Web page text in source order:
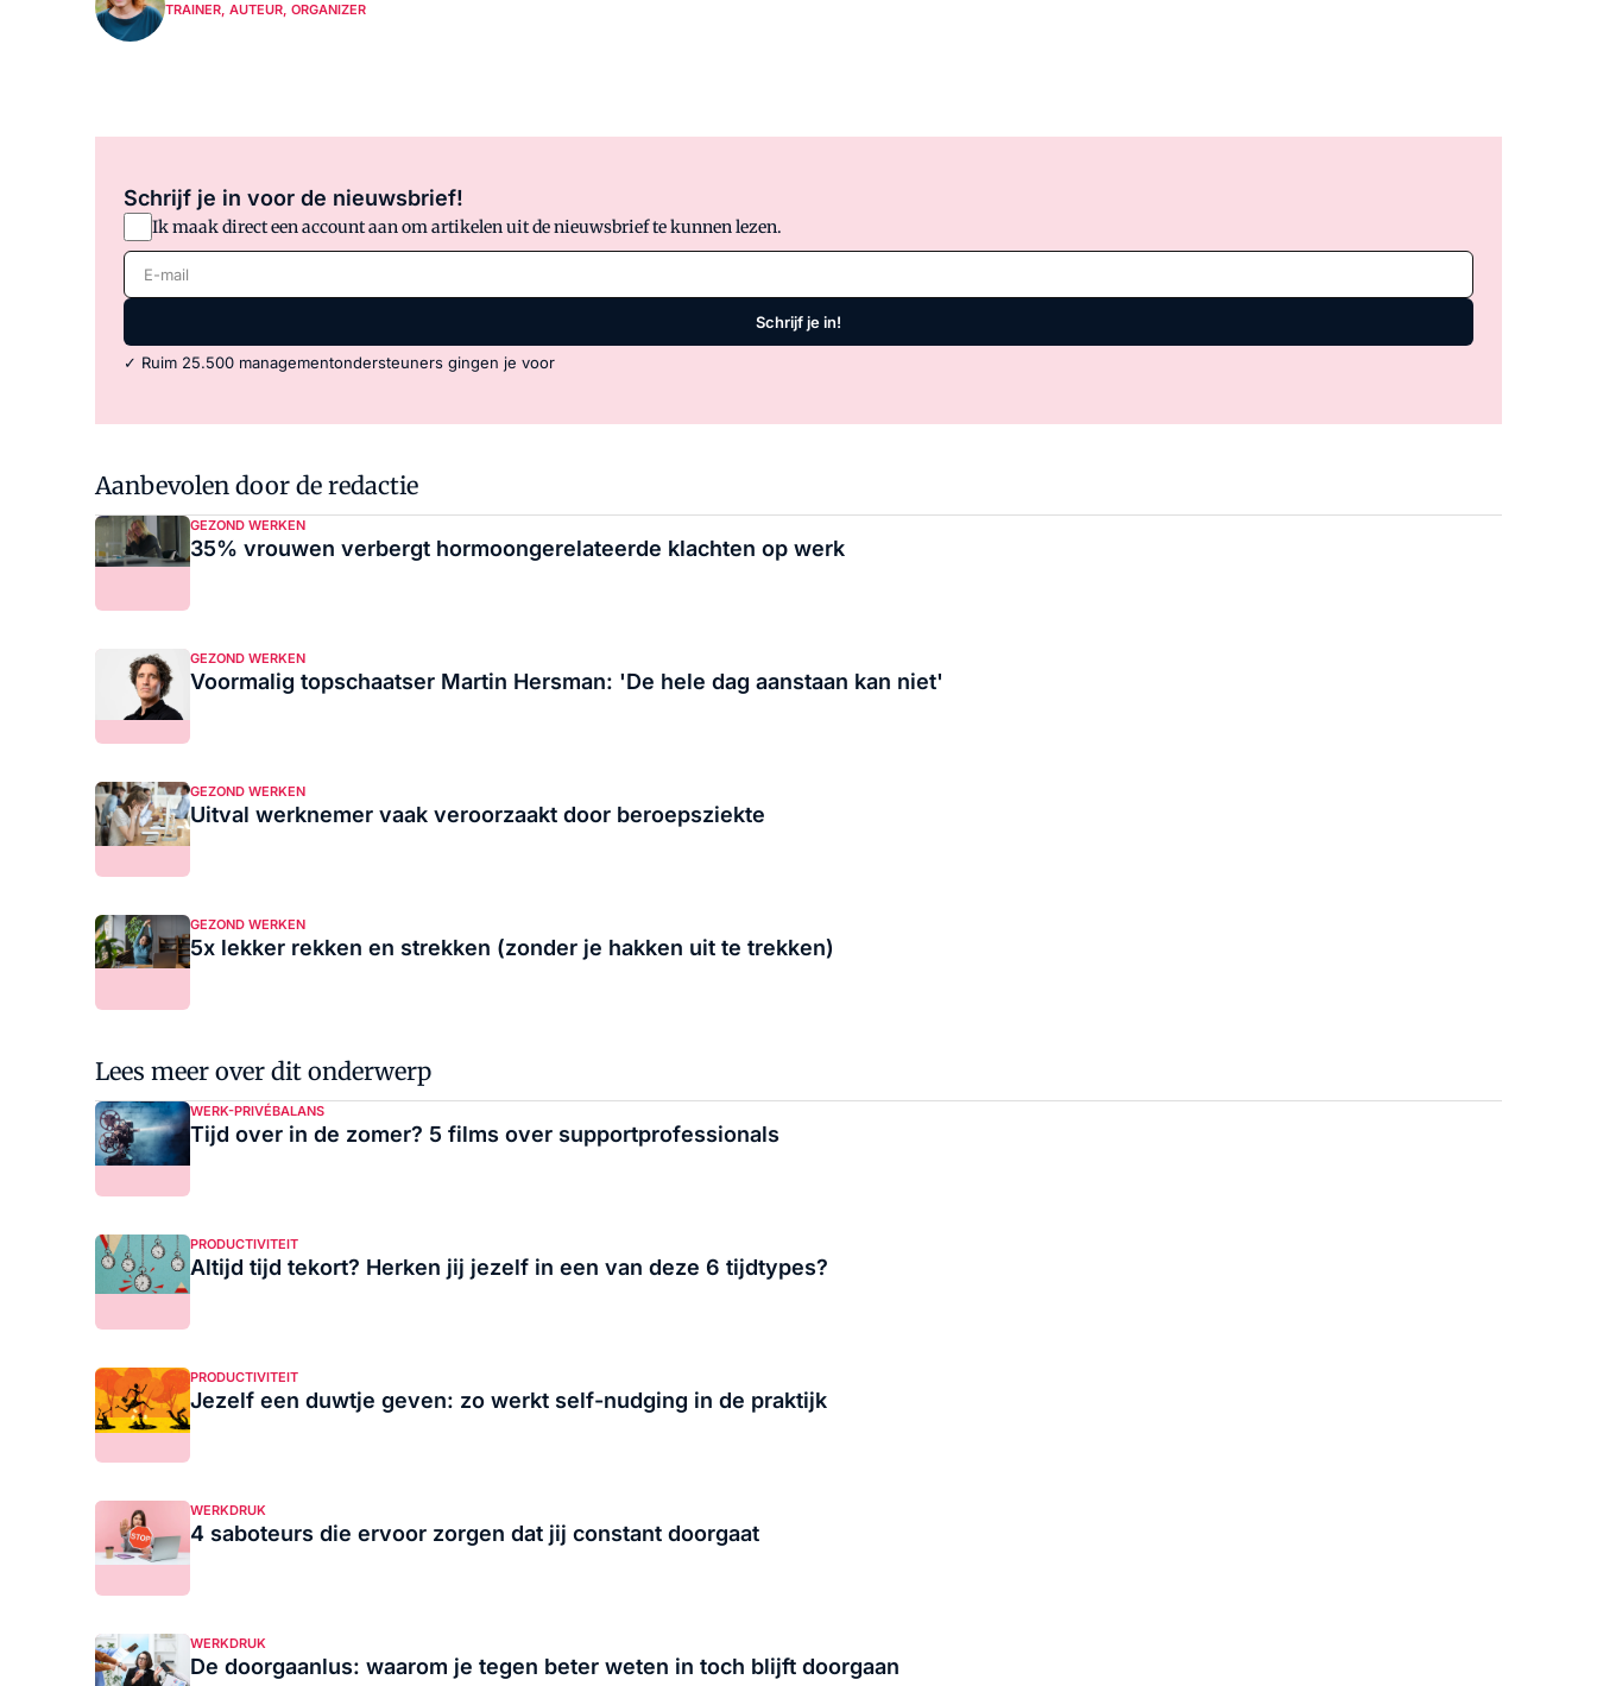
TRAINER, AUTEUR, ORGANIZER
Schrijf je in voor de nieuwsbrief!
Ik maak direct een account aan om artikelen uit de nieuwsbrief te kunnen lezen.
E-mail
Schrijf je in!
✓ Ruim 25.500 managementondersteuners gingen je voor
Aanbevolen door de redactie
GEZOND WERKEN
35% vrouwen verbergt hormoongerelateerde klachten op werk
GEZOND WERKEN
Voormalig topschaatser Martin Hersman: 'De hele dag aanstaan kan niet'
GEZOND WERKEN
Uitval werknemer vaak veroorzaakt door beroepsziekte
GEZOND WERKEN
5x lekker rekken en strekken (zonder je hakken uit te trekken)
Lees meer over dit onderwerp
WERK-PRIVÉBALANS
Tijd over in de zomer? 5 films over supportprofessionals
PRODUCTIVITEIT
Altijd tijd tekort? Herken jij jezelf in een van deze 6 tijdtypes?
PRODUCTIVITEIT
Jezelf een duwtje geven: zo werkt self-nudging in de praktijk
WERKDRUK
4 saboteurs die ervoor zorgen dat jij constant doorgaat
WERKDRUK
De doorgaanlus: waarom je tegen beter weten in toch blijft doorgaan